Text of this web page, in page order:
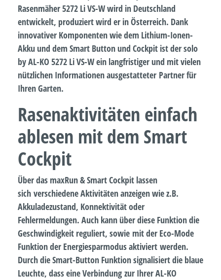
Rasenmäher 5272 Li VS-W wird in Deutschland
entwickelt, produziert wird er in Österreich. Dank
innovativer Komponenten wie dem Lithium-Ionen-
Akku und dem Smart Button und Cockpit ist der solo
by AL-KO 5272 Li VS-W ein langfristiger und mit vielen
nützlichen Informationen ausgestatteter Partner für
Ihren Garten.
Rasenaktivitäten einfach
ablesen mit dem Smart
Cockpit
Über das maxRun & Smart Cockpit lassen
sich verschiedene Aktivitäten anzeigen wie z.B.
Akkuladezustand, Konnektivität oder
Fehlermeldungen. Auch kann über diese Funktion die
Geschwindigkeit reguliert, sowie mit der Eco-Mode
Funktion der Energiesparmodus aktiviert werden.
Durch die Smart-Button Funktion signalisiert die blaue
Leuchte, dass eine Verbindung zur Ihrer AL-KO